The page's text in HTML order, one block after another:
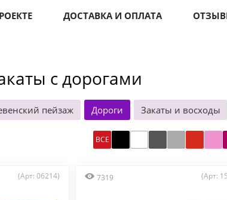
ДОСТАВКА И ОПЛАТА
с дорогами
пейзаж Дороги Закаты и восходы
ВСЕ
(Арт: 06214) 7319 (Арт: